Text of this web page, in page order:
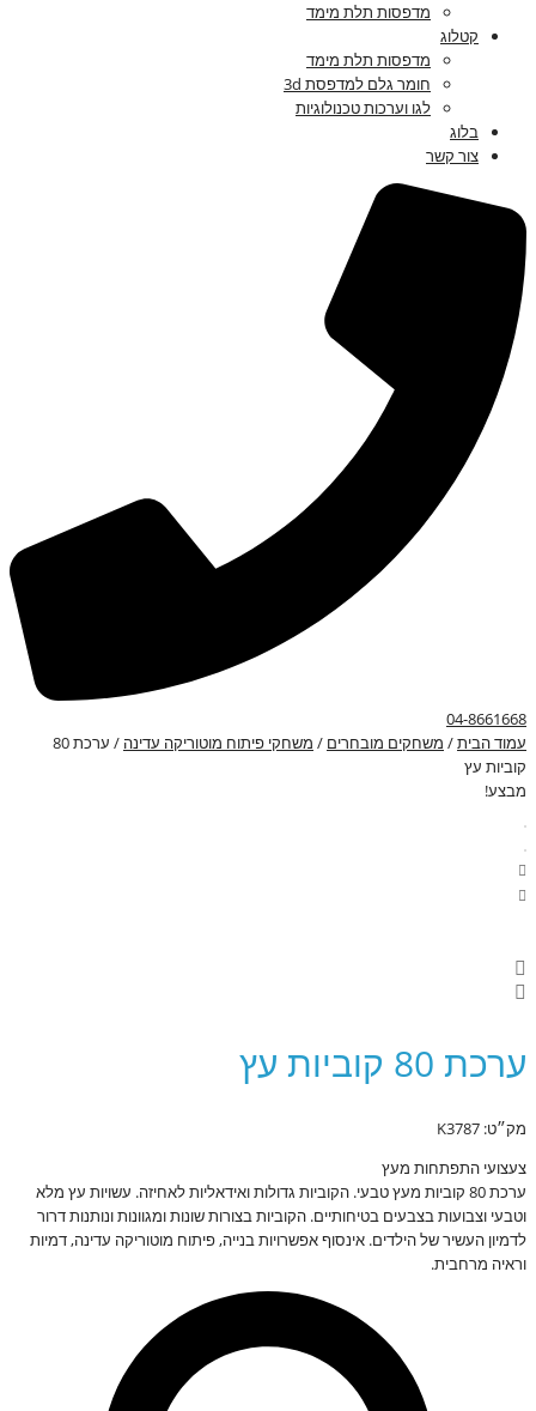
מדפסות תלת מימד
קטלוג
מדפסות תלת מימד
חומר גלם למדפסת 3d
לגו וערכות טכנולוגיות
בלוג
צור קשר
04-8661668
עמוד הבית/ משחקים מובחרים / משחקי פיתוח מוטוריקה עדינה
/ ערכת 80
קוביות עץ
מבצע!
ערכת 80 קוביות עץ
מק״ט: K3787
צעצועי התפתחות מעץ
ערכת 80 קוביות מעץ טבעי. הקוביות גדולות ואידאליות לאחיזה. עשויות עץ מלא
וטבעי וצבועות בצבעים בטיחותיים. הקוביות בצורות שונות ומגוונות ונותנות דרור
לדמיון העשיר של הילדים. אינסוף אפשרויות בנייה, פיתוח מוטוריקה עדינה, דמיות
וראיה מרחבית.